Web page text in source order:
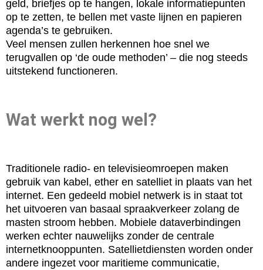
geld, briefjes op te hangen, lokale informatiepunten
op te zetten, te bellen met vaste lijnen en papieren
agenda’s te gebruiken.
Veel mensen zullen herkennen hoe snel we
terugvallen op ‘de oude methoden’ – die nog steeds
uitstekend functioneren.
Wat werkt nog wel?
Traditionele radio- en televisieomroepen maken
gebruik van kabel, ether en satelliet in plaats van het
internet. Een gedeeld mobiel netwerk is in staat tot
het uitvoeren van basaal spraakverkeer zolang de
masten stroom hebben. Mobiele dataverbindingen
werken echter nauwelijks zonder de centrale
internetknooppunten. Satellietdiensten worden onder
andere ingezet voor maritieme communicatie,